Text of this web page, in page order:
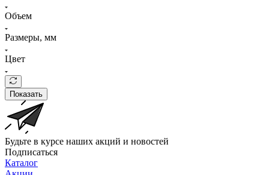
Объем
Размеры, мм
Цвет
Показать
Будьте в курсе наших акций и новостей
Подписаться
Каталог